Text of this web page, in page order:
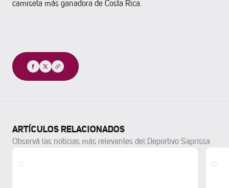
camiseta más ganadora de Costa Rica.
Compartir
ARTÍCULOS RELACIONADOS
Observá las noticias más relevantes del Deportivo Saprissa